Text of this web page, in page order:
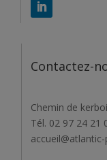
Contactez-
Chemin de
Tél. 02 97 24 21